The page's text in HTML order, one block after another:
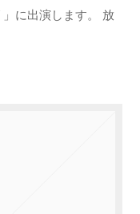
に出演します。 放